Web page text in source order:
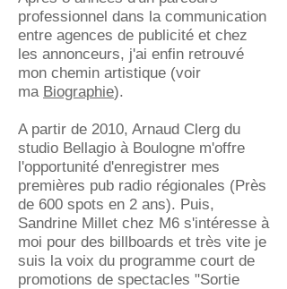
professionnel dans la communication
entre agences de publicité et chez
les annonceurs, j'ai enfin retrouvé
mon chemin artistique (voir
ma Biographie).
A partir de 2010, Arnaud Clerg du
studio Bellagio à Boulogne m'offre
l'opportunité d'enregistrer mes
premières pub radio régionales (Près
de 600 spots en 2 ans). Puis,
Sandrine Millet chez M6 s'intéresse à
moi pour des billboards et très vite je
suis la voix du programme court de
promotions de spectacles "Sortie